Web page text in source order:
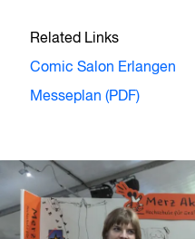
Related Links
Comic Salon Erlangen
Messeplan (PDF)